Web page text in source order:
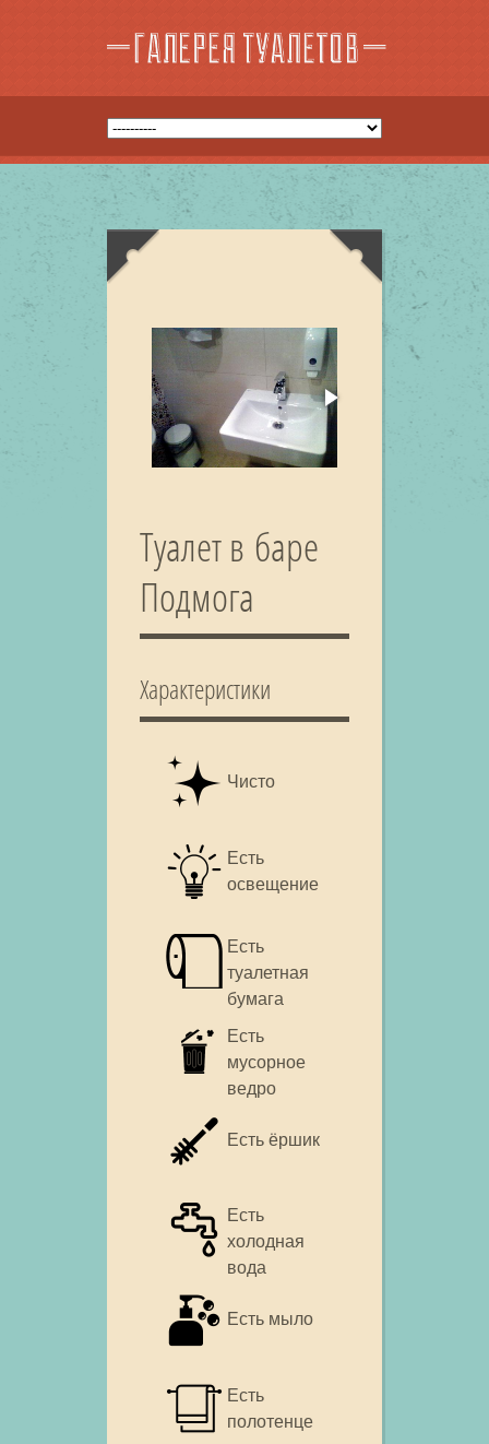
Туалет в баре
Подмога
Характеристики
Чисто
Есть
освещение
Есть
туалетная
бумага
Есть
мусорное
ведро
Есть ёршик
Есть
холодная
вода
Есть мыло
Есть
полотенце